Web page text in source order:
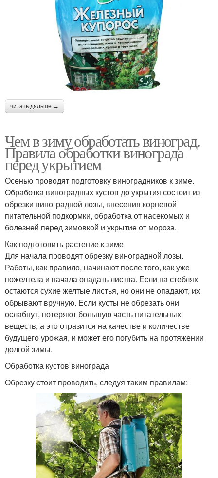
читать дальше →
Чем в зиму обработать виноград.
Правила обработки винограда
перед укрытием
Осенью проводят подготовку виноградников к зиме.
Обработка виноградных кустов до укрытия состоит из
обрезки виноградной лозы, внесения корневой
питательной подкормки, обработка от насекомых и
болезней перед зимовкой и укрытие от мороза.
Как подготовить растение к зиме
Для начала проводят обрезку виноградной лозы.
Работы, как правило, начинают после того, как уже
пожелтела и начала опадать листва. Если на стеблях
остаются сухие желтые листья, но они не опадают, их
обрывают вручную. Если кусты не обрезать они
ослабнут, потеряют большую часть питательных
веществ, а это отразится на качестве и количестве
будущего урожая, и может его погубить на протяжении
долгой зимы.
Обработка кустов винограда
Обрезку стоит проводить, следуя таким правилам: